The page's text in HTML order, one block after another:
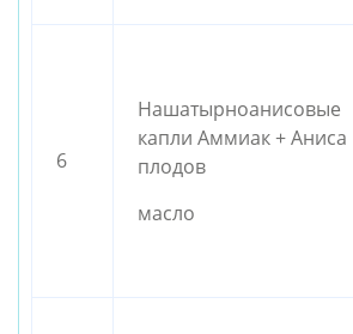
6
Нашатырноанисовые
капли Аммиак + Аниса
плодов
масло